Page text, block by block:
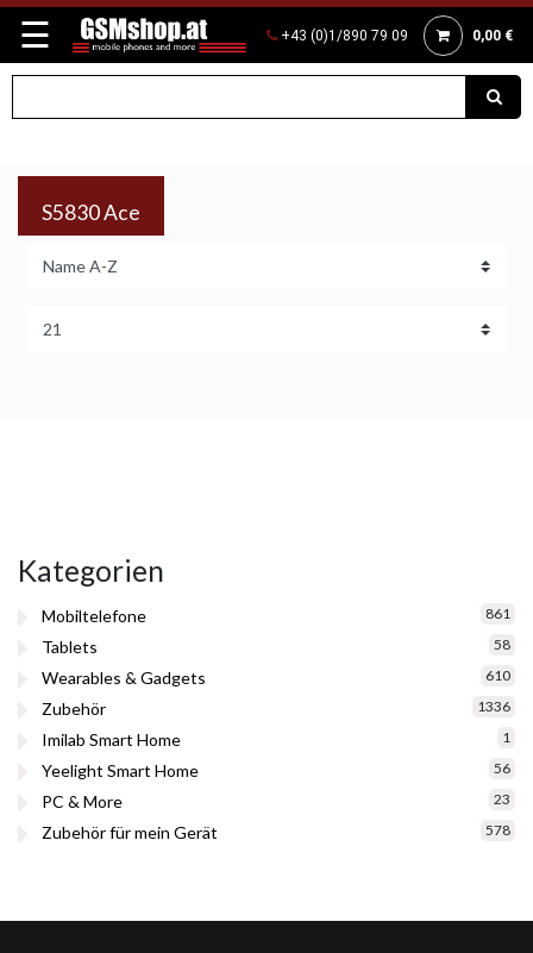
☰ +43 (0)1/890 79 09 0,00 €
S5830 Ace
Kategorien
Mobiltelefone 861
Tablets 58
Wearables & Gadgets 610
Zubehör 1336
Imilab Smart Home 1
Yeelight Smart Home 56
PC & More 23
Zubehör für mein Gerät 578